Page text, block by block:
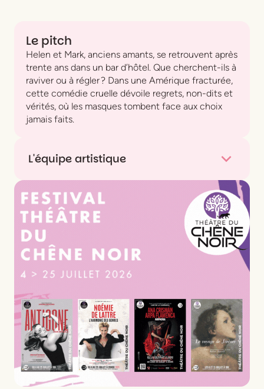
Le pitch
Helen et Mark, anciens amants, se retrouvent après
trente ans dans un bar d’hôtel. Que cherchent-ils à
raviver ou à régler ? Dans une Amérique fracturée,
cette comédie cruelle dévoile regrets, non-dits et
vérités, où les masques tombent face aux choix
jamais faits.
L'équipe artistique
TexteLia Romeo
Adaptation théâtrale
Mise en scène Anne Bouvier
InterprétationBernard Malaka
Florence Pernel
Scénographie
Musique Philippe Kelly
LumièresDenis Koransky